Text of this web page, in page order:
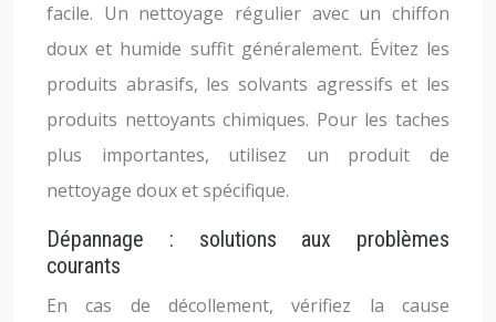
facile. Un nettoyage régulier avec un chiffon
doux et humide suffit généralement. Évitez les
produits abrasifs, les solvants agressifs et les
produits nettoyants chimiques. Pour les taches
plus importantes, utilisez un produit de
nettoyage doux et spécifique.
Dépannage : solutions aux problèmes
courants
En cas de décollement, vérifiez la cause